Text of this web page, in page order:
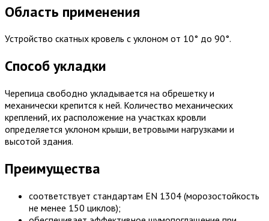
Область применения
Устройство скатных кровель с уклоном от 10° до 90°.
Способ укладки
Черепица свободно укладывается на обрешетку и
механически крепится к ней. Количество механических
креплений, их расположение на участках кровли
определяется уклоном крыши, ветровыми нагрузками и
высотой здания.
Преимущества
соответствует стандартам EN 1304 (морозостойкость
не менее 150 циклов);